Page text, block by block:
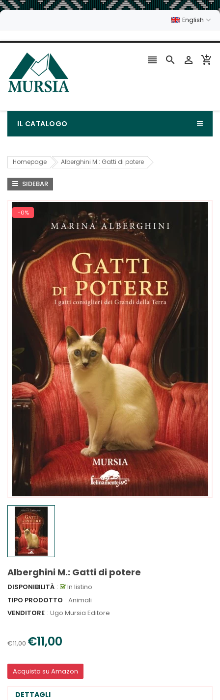
English
   
IL CATALOGO
Homepage Alberghini M.: Gatti di potere
SIDEBAR
-0%
Alberghini M.: Gatti di potere
DISPONIBILITÀ :
In listino
TIPO PRODOTTO : Animali
VENDITORE : Ugo Mursia Editore
€11,00 €11,00
Acquista su Amazon
DETTAGLI